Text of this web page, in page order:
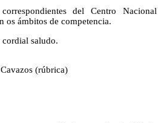
del Centro
os ámbitos de competencia.
saludo.
(rúbrica)